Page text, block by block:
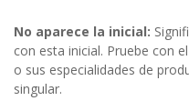
No aparece la inicial:
con esta inicial. Pruebe con
o sus especialidades de
singular.